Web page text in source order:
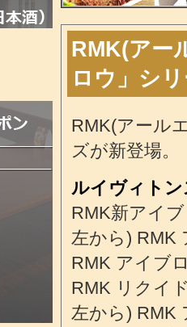
RMK(アー
ロウ」シ
RMK(アール
ズが新登場。
ルイヴィト
RMK新アイ
左から) RMK
RMK アイブ
RMK リクイ
左から) RMK